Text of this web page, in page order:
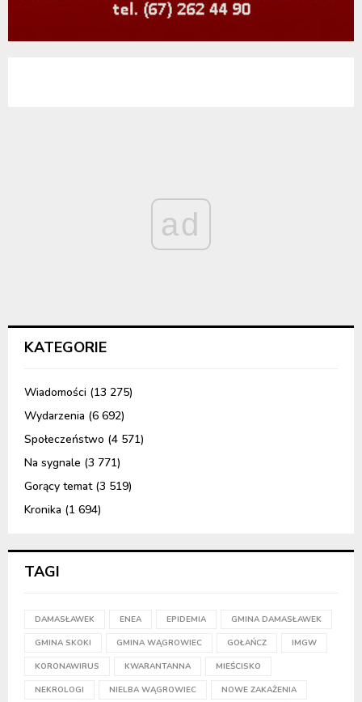
ad
KATEGORIE
Wiadomości (13 275)
Wydarzenia (6 692)
Społeczeństwo (4 571)
Na sygnale (3 771)
Gorący temat(3 519)
Kronika (1 694)
TAGI
DAMASŁAWEK ENEA EPIDEMIA GMINA DAMASŁAWEK
GMINA SKOKI GMINA WĄGROWIEC GOŁAŃCZ IMGW
KORONAWIRUS KWARANTANNA MIEŚCISKO
NEKROLOGI NIELBA WĄGROWIEC NOWE ZAKAŻENIA